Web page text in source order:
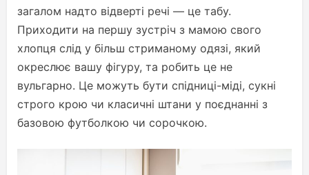
загалом надто відверті речі — це табу.
Приходити на першу зустріч з мамою свого
хлопця слід у більш стриманому одязі, який
окреслює вашу фігуру, та робить це не
вульгарно. Це можуть бути спідниці-міді, сукні
строго крою чи класичні штани у поєднанні з
базовою футболкою чи сорочкою.